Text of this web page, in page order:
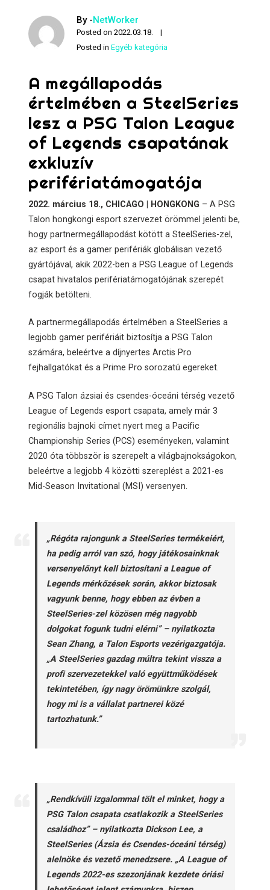
By -NetWorker
Posted on2022.03.18.
Posted inEgyéb kategória
A megállapodás
értelmében a SteelSeries
lesz a PSG Talon League
of Legends csapatának
exkluzív
perifériatámogatója
2022. március 18., CHICAGO | HONGKONG – A PSG
Talon hongkongi esport szervezet örömmel jelenti be,
hogy partnermegállapodást kötött a SteelSeries-zel,
az esport és a gamer perifériák globálisan vezető
gyártójával, akik 2022-ben a PSG League of Legends
csapat hivatalos perifériatámogatójának szerepét
fogják betölteni.
A partnermegállapodás értelmében a SteelSeries a
legjobb gamer perifériáit biztosítja a PSG Talon
számára, beleértve a díjnyertes Arctis Pro
fejhallgatókat és a Prime Pro sorozatú egereket.
A PSG Talon ázsiai és csendes-óceáni térség vezető
League of Legends esport csapata, amely már 3
regionális bajnoki címet nyert meg a Pacific
Championship Series (PCS) eseményeken, valamint
2020 óta többször is szerepelt a világbajnokságokon,
beleértve a legjobb 4 közötti szereplést a 2021-es
Mid-Season Invitational (MSI) versenyen.
„Régóta rajongunk a SteelSeries termékeiért,
ha pedig arról van szó, hogy játékosainknak
versenyelőnyt kell biztosítani a League of
Legends mérkőzések során, akkor biztosak
vagyunk benne, hogy ebben az évben a
SteelSeries-zel közösen még nagyobb
dolgokat fogunk tudni elérni” – nyilatkozta
Sean Zhang, a Talon Esports vezérigazgatója.
„A SteelSeries gazdag múltra tekint vissza a
profi szervezetekkel való együttműködések
tekintetében, így nagy örömünkre szolgál,
hogy mi is a vállalat partnerei közé
tartozhatunk.”
„Rendkívüli izgalommal tölt el minket, hogy a
PSG Talon csapata csatlakozik a SteelSeries
családhoz” – nyilatkozta Dickson Lee, a
SteelSeries (Ázsia és Csendes-óceáni térség)
alelnöke és vezető menedzsere. „A League of
Legends 2022-es szezonjának kezdete óriási